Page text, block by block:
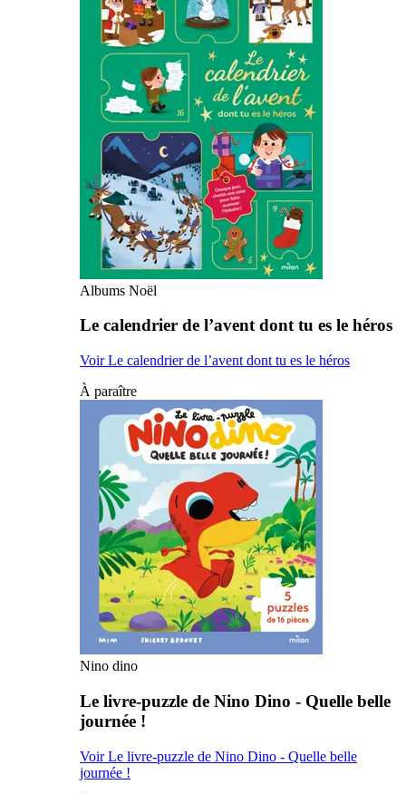
Albums Noël
Le calendrier de l’avent dont tu es le héros
Voir Le calendrier de l’avent dont tu es le héros
À paraître
Nino dino
Le livre-puzzle de Nino Dino - Quelle belle
journée !
Voir Le livre-puzzle de Nino Dino - Quelle belle
journée !